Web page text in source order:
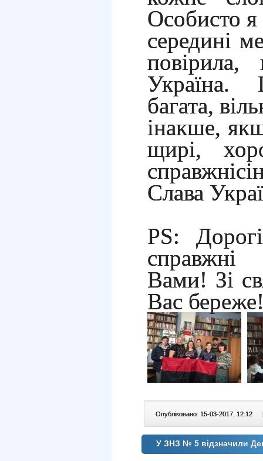
Особисто я
середині
багата,
інакше,
щирі,
Слава
РS:
Вами! Зі
Вас
Опубліковано: 15-03-2017, 12:12 |
У ЗНЗ № 5 відзначили